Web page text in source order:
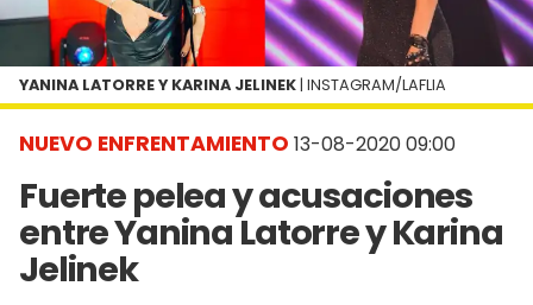
NUEVO ENFRENTAMIENTO 13-08-2020 09:00
Fuerte pelea y acusaciones
entre Yanina Latorre y Karina
Jelinek
YANINA LATORRE Y KARINA JELINEK | INSTAGRAM/LAFLIA